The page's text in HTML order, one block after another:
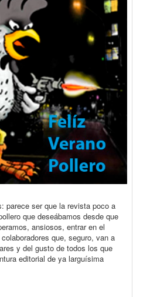
parece ser que la revista poco a
que deseábamos desde que
ansiosos, entrar en el
que, seguro, van a
y del gusto de todos los que
editorial de ya larguísima